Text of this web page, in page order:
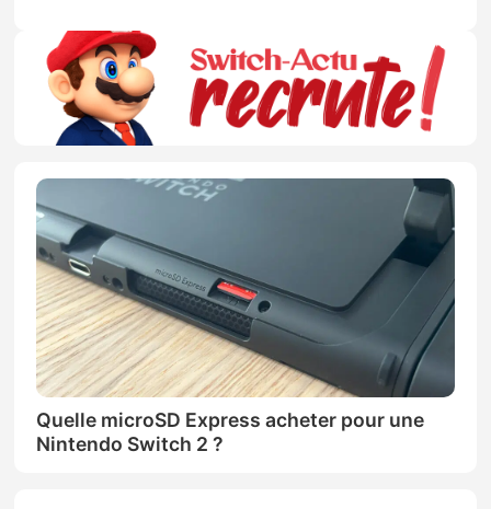
Quelle microSD Express acheter pour une
Nintendo Switch 2 ?